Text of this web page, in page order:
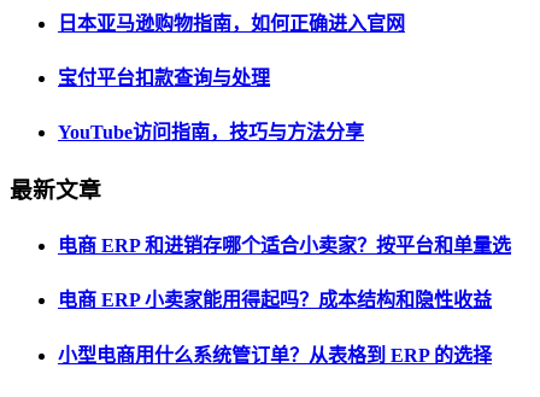
日本亚马逊购物指南，如何正确进入官网
宝付平台扣款查询与处理
YouTube访问指南，技巧与方法分享
最新文章
电商 ERP 和进销存哪个适合小卖家？按平台和单量选
电商 ERP 小卖家能用得起吗？成本结构和隐性收益
小型电商用什么系统管订单？从表格到 ERP 的选择